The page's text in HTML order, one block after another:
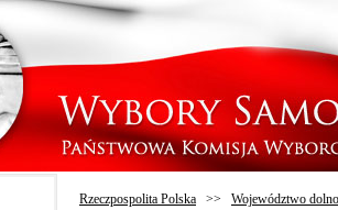
Rzeczpospolita Polska >> Województwo